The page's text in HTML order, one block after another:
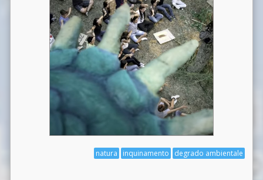
degrado ambientale
inquinamento
natura